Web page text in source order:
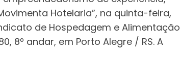
Hotelaria”, na quinta-feira,
de Hospedagem e Alimentação
8º andar, em Porto Alegre / RS. A